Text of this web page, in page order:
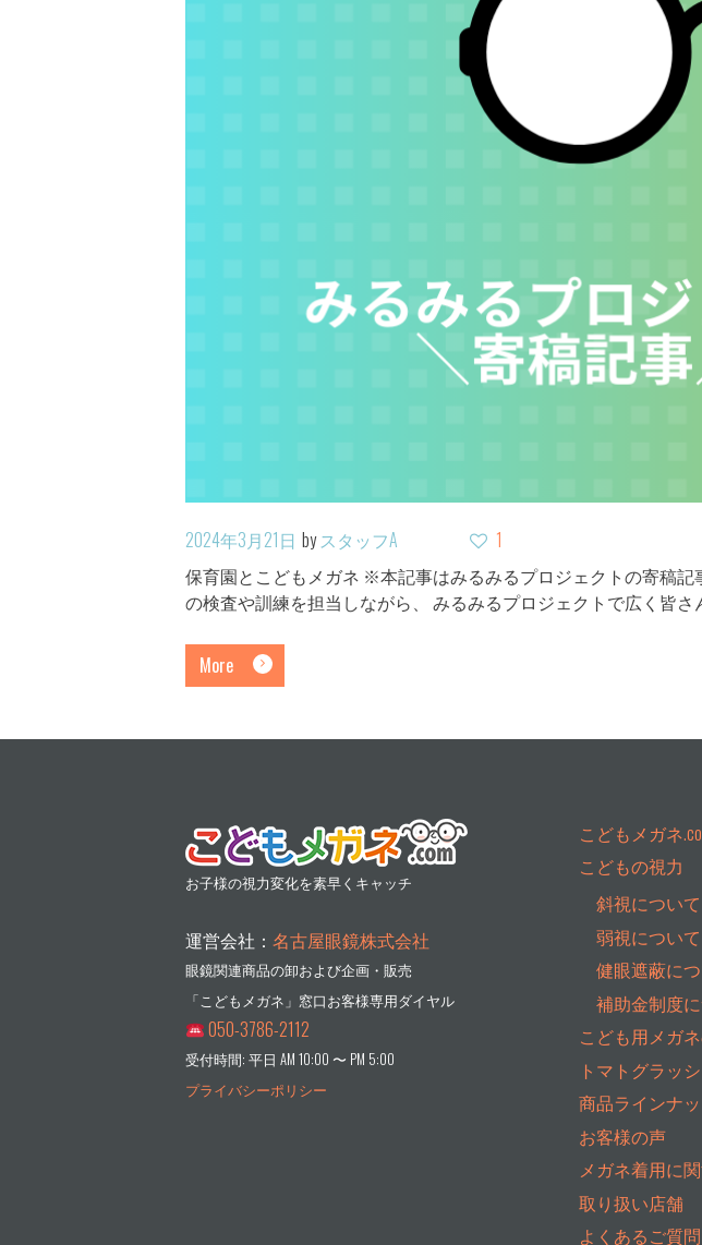
2024年3月21日 byスタッフA
1
保育園とこどもメガネ ※本記事はみるみるプロジェクトの寄稿
の検査や訓練を担当しながら、 みるみるプロジェクトで広く皆さ
More
お子様の視力変化を素早くキャッチ
運営会社： 名古屋眼鏡株式会社
眼鏡関連商品の卸および企画・販売
「こどもメガネ」窓口お客様専用ダイヤル
050-3786-2112
受付時間: 平日 AM 10:00 〜 PM 5:00
プライバシーポリシー
こどもメガネ
こどもの視力
斜視について
弱視について
健眼遮蔽に
補助金制度
こども用メガ
トマトグラッ
商品ラインナ
お客様の声
メガネ着用に
取り扱い店舗
よくあるご質問